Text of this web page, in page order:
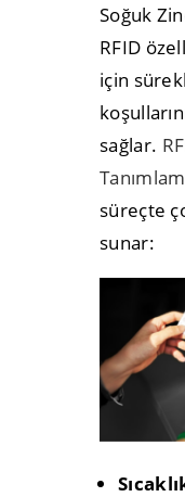
Soğuk
RFID
için
sağlar.
süreçte
sunar: